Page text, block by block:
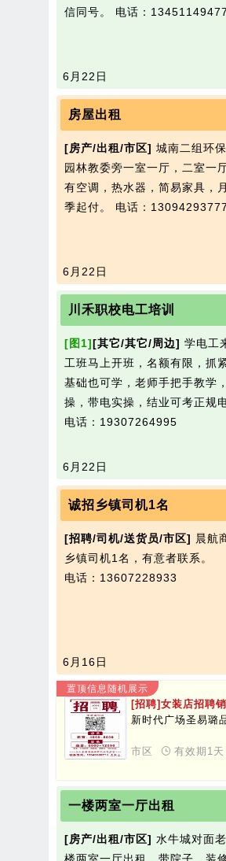
信同号。 电话：13451149477
6月22日
房屋出租
[房产/出租/市区] 城南二组环
园林教委旁一室一厅，二室一
有空调，热水器，简易家具，
季起付。 电话：13094293777
6月22日
川禾职校电工培训
[图1][其它/其它/周边] 学电工
工班马上开班，名额有限，抓
基础也可学，老师手把手教学
操，带电实操，结业可考正规
电话：19307264995
6月22日
诚招乡镇司机1名
[招聘/司机/送货员/市区] 晨航
乡镇司机1名，有意者联系。
电话：13607228933
6月16日
置顶信息随机展示
[招聘]女装店招聘
新时代广场圣易璐
市区 有效期1天
一楼两室一厅出租
[房产/出租/市区] 水牛城对面